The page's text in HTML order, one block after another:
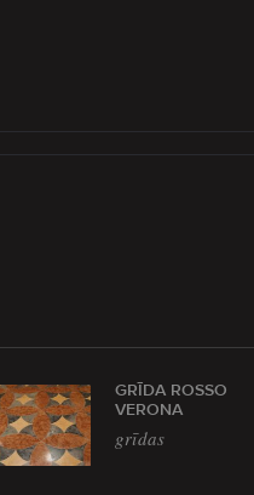
GRĪDA ROSSO
VERONA
grīdas